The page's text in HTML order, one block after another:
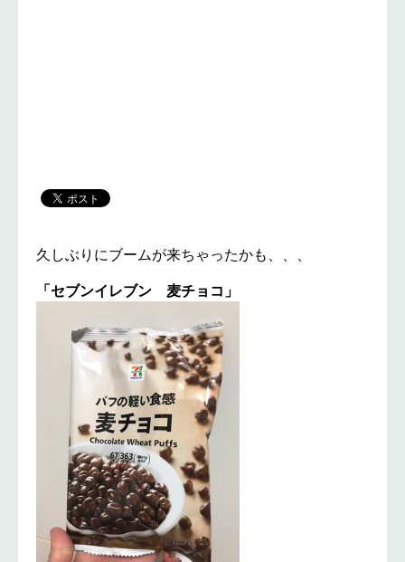
久しぶりにブームが来ちゃったかも、、、
「セブンイレブン 麦チョコ」